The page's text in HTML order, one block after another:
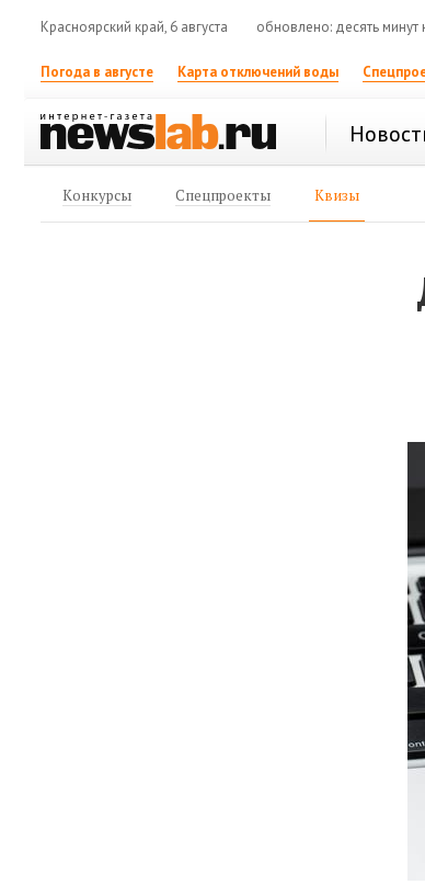
Красноярский край, 6 августа обновлено: десять минут
Погода в августе Карта отключений воды
Конкурсы Спецпроекты Квизы